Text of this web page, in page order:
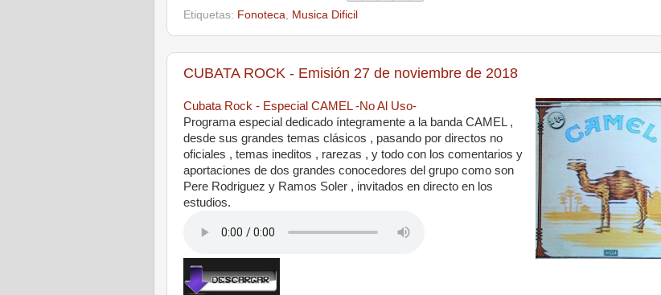
Etiquetas: Fonoteca Musica Dificil
CUBATA ROCK - Emisión 27 de noviembre de 2018
Cubata Rock - Especial CAMEL -No Al Uso-
Programa especial dedicado íntegramente a la banda CAMEL ,
desde sus grandes temas clásicos , pasando por directos no
oficiales , temas ineditos , rarezas , y todo con los comentarios y
aportaciones de dos grandes conocedores del grupo como son
Pere Rodriguez y Ramos Soler , invitados en directo en los
estudios.